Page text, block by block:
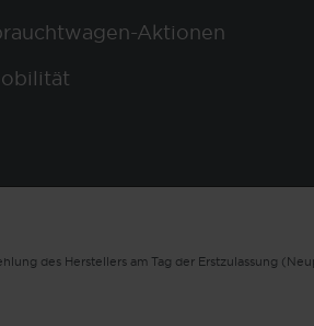
Aktionen
des Herstellers am Tag der Erstzulassung